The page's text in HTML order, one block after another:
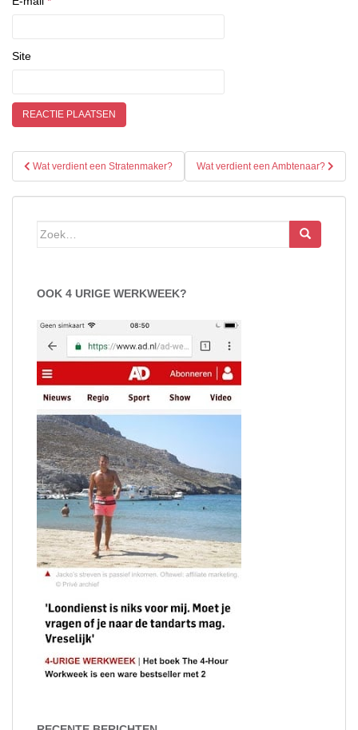
Site
Bericht
navigatie
Wat verdient een Stratenmaker? Wat verdient een Ambtenaar?
Zoek
OOK 4 URIGE WERKWEEK?